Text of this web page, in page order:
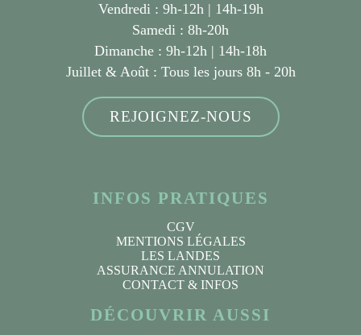
Vendredi : 9h-12h | 14h-19h
Samedi : 8h-20h
Dimanche : 9h-12h | 14h-18h
Juillet & Août : Tous les jours 8h - 20h
REJOIGNEZ-NOUS
INFOS PRATIQUES
CGV
MENTIONS LÉGALES
LES LANDES
ASSURANCE ANNULATION
CONTACT & INFOS
DÉCOUVRIR AUSSI